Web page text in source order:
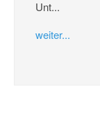
Unt...
weiter...